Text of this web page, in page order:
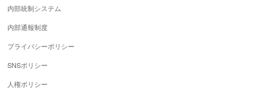
内部統制システム
内部通報制度
プライバシーポリシー
SNSポリシー
人権ポリシー